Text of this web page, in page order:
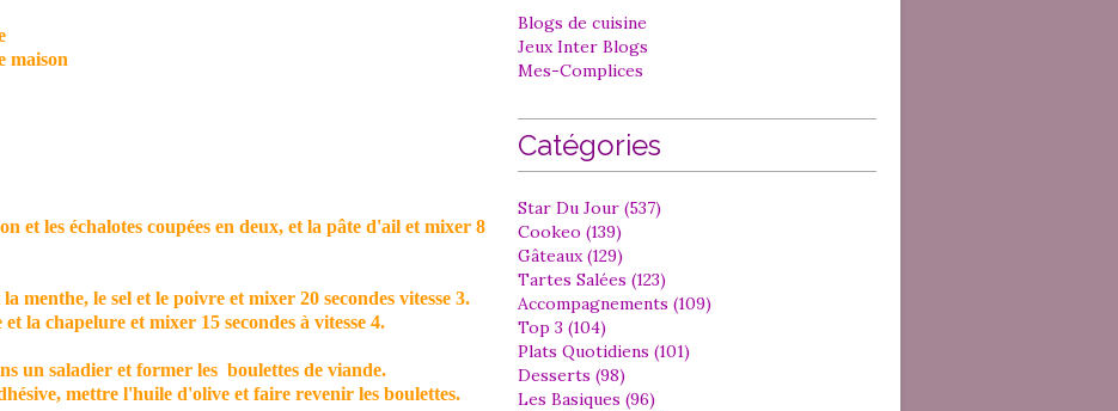
maison
et les échalotes coupées en deux, et la pâte d'ail et mixer 8
menthe, le sel et le poivre et mixer 20 secondes vitesse 3.
la chapelure et mixer 15 secondes à vitesse 4.
un saladier et former les boulettes de viande.
mettre l'huile d'olive et faire revenir les boulettes.
Blogs de cuisine
Jeux Inter Blogs
Mes-Complices
Catégories
Star Du Jour (537)
Cookeo (139)
Gâteaux (129)
Tartes Salées (123)
Accompagnements (109)
Top 3 (104)
Plats Quotidiens (101)
Desserts (98)
Les Basiques (96)